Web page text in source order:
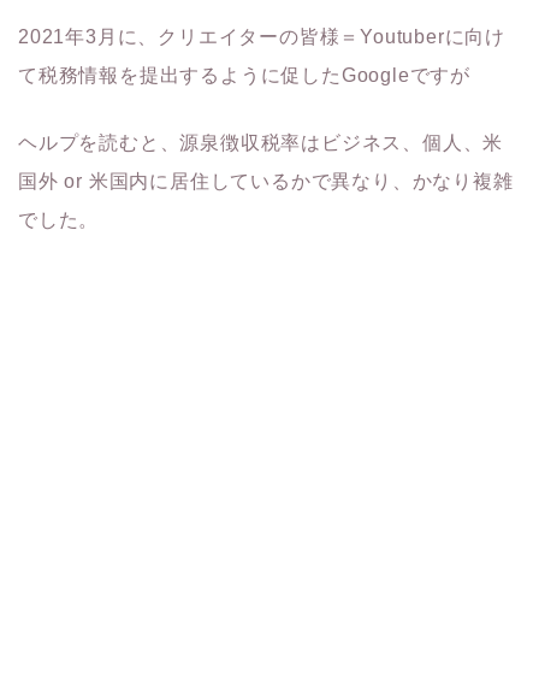
2021年3月に、クリエイターの皆様＝Youtuberに向け
て税務情報を提出するように促したGoogleですが
ヘルプを読むと、源泉徴収税率はビジネス、個人、米
国外 or 米国内に居住しているかで異なり、かなり複雑
でした。